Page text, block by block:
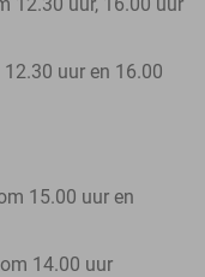
uur en 16.00
15.00 uur en
14.00 uur